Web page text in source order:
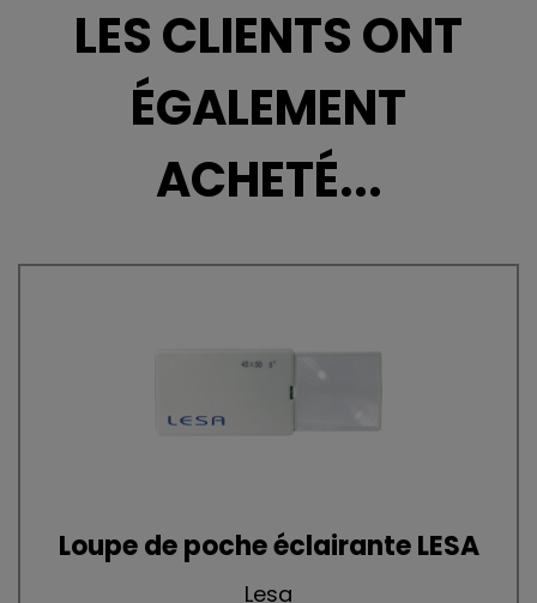
LES CLIENTS ONT
ÉGALEMENT
ACHETÉ...
Loupe de poche éclairante LESA
Lesa